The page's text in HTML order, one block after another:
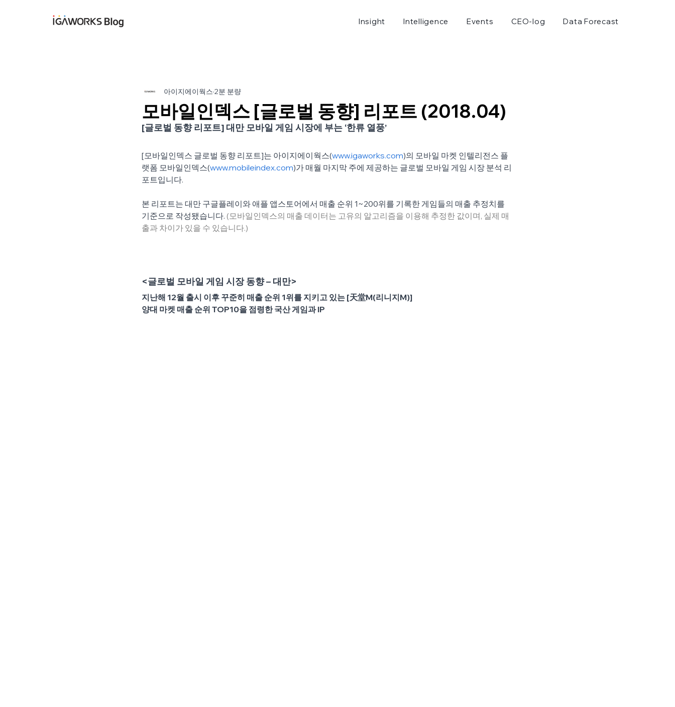
Insight Intelligence Events CEO-log Data Forecast
모바일인덱스 [글로벌 동향] 리포트 (2018.04)
아이지에이웍스 2분 분량
[글로벌 동향 리포트] 대만 모바일 게임 시장에 부는 ‘한류 열풍’
[모바일인덱스 글로벌 동향 리포트]는 아이지에이웍스(www.igaworks.com)의 모바일 마켓 인텔리전스 플
랫폼 모바일인덱스(www.mobileindex.com)가 매월 마지막 주에 제공하는 글로벌 모바일 게임 시장 분석 리
포트입니다.
본 리포트는 대만 구글플레이와 애플 앱스토어에서 매출 순위 1~200위를 기록한 게임들의 매출 추정치를
기준으로 작성됐습니다. (모바일인덱스의 매출 데이터는 고유의 알고리즘을 이용해 추정한 값이며, 실제 매
출과 차이가 있을 수 있습니다.)
<글로벌 모바일 게임 시장 동향 – 대만>
지난해 12월 출시 이후 꾸준히 매출 순위 1위를 지키고 있는 [天堂M(리니지M)]
양대 마켓 매출 순위 TOP10을 점령한 국산 게임과 IP